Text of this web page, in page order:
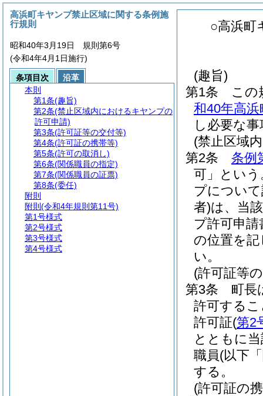
○高浜町
(趣旨)
第1条
この
和40年高
し必要な
(禁止区域
第2条
条例
可」という
プについ
者)は、当
プ許可申請
の位置を
い。
(許可証等
第3条
町長
許可する
許可証(第2
とともに
職員(以下
する。
(許可証の
高浜町キヤンプ禁止区域に関する条例施
行規則
昭和40年3月19日 規則第6号
(令和4年4月1日施行)
条項目次
沿革
本則
第1条(趣旨)
第2条(禁止区域内におけるキヤンプの
許可申請)
第3条(許可証等の交付等)
第4条(許可証の携帯等)
第5条(許可の取消し)
第6条(関係職員の指定)
第7条(関係職員の証票)
第8条(委任)
附則
附則 (令和4年規則第11号)
第1号様式
第2号様式
第3号様式
第4号様式